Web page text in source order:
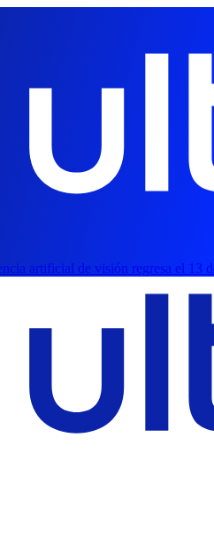
artificial de visión regresa el 13